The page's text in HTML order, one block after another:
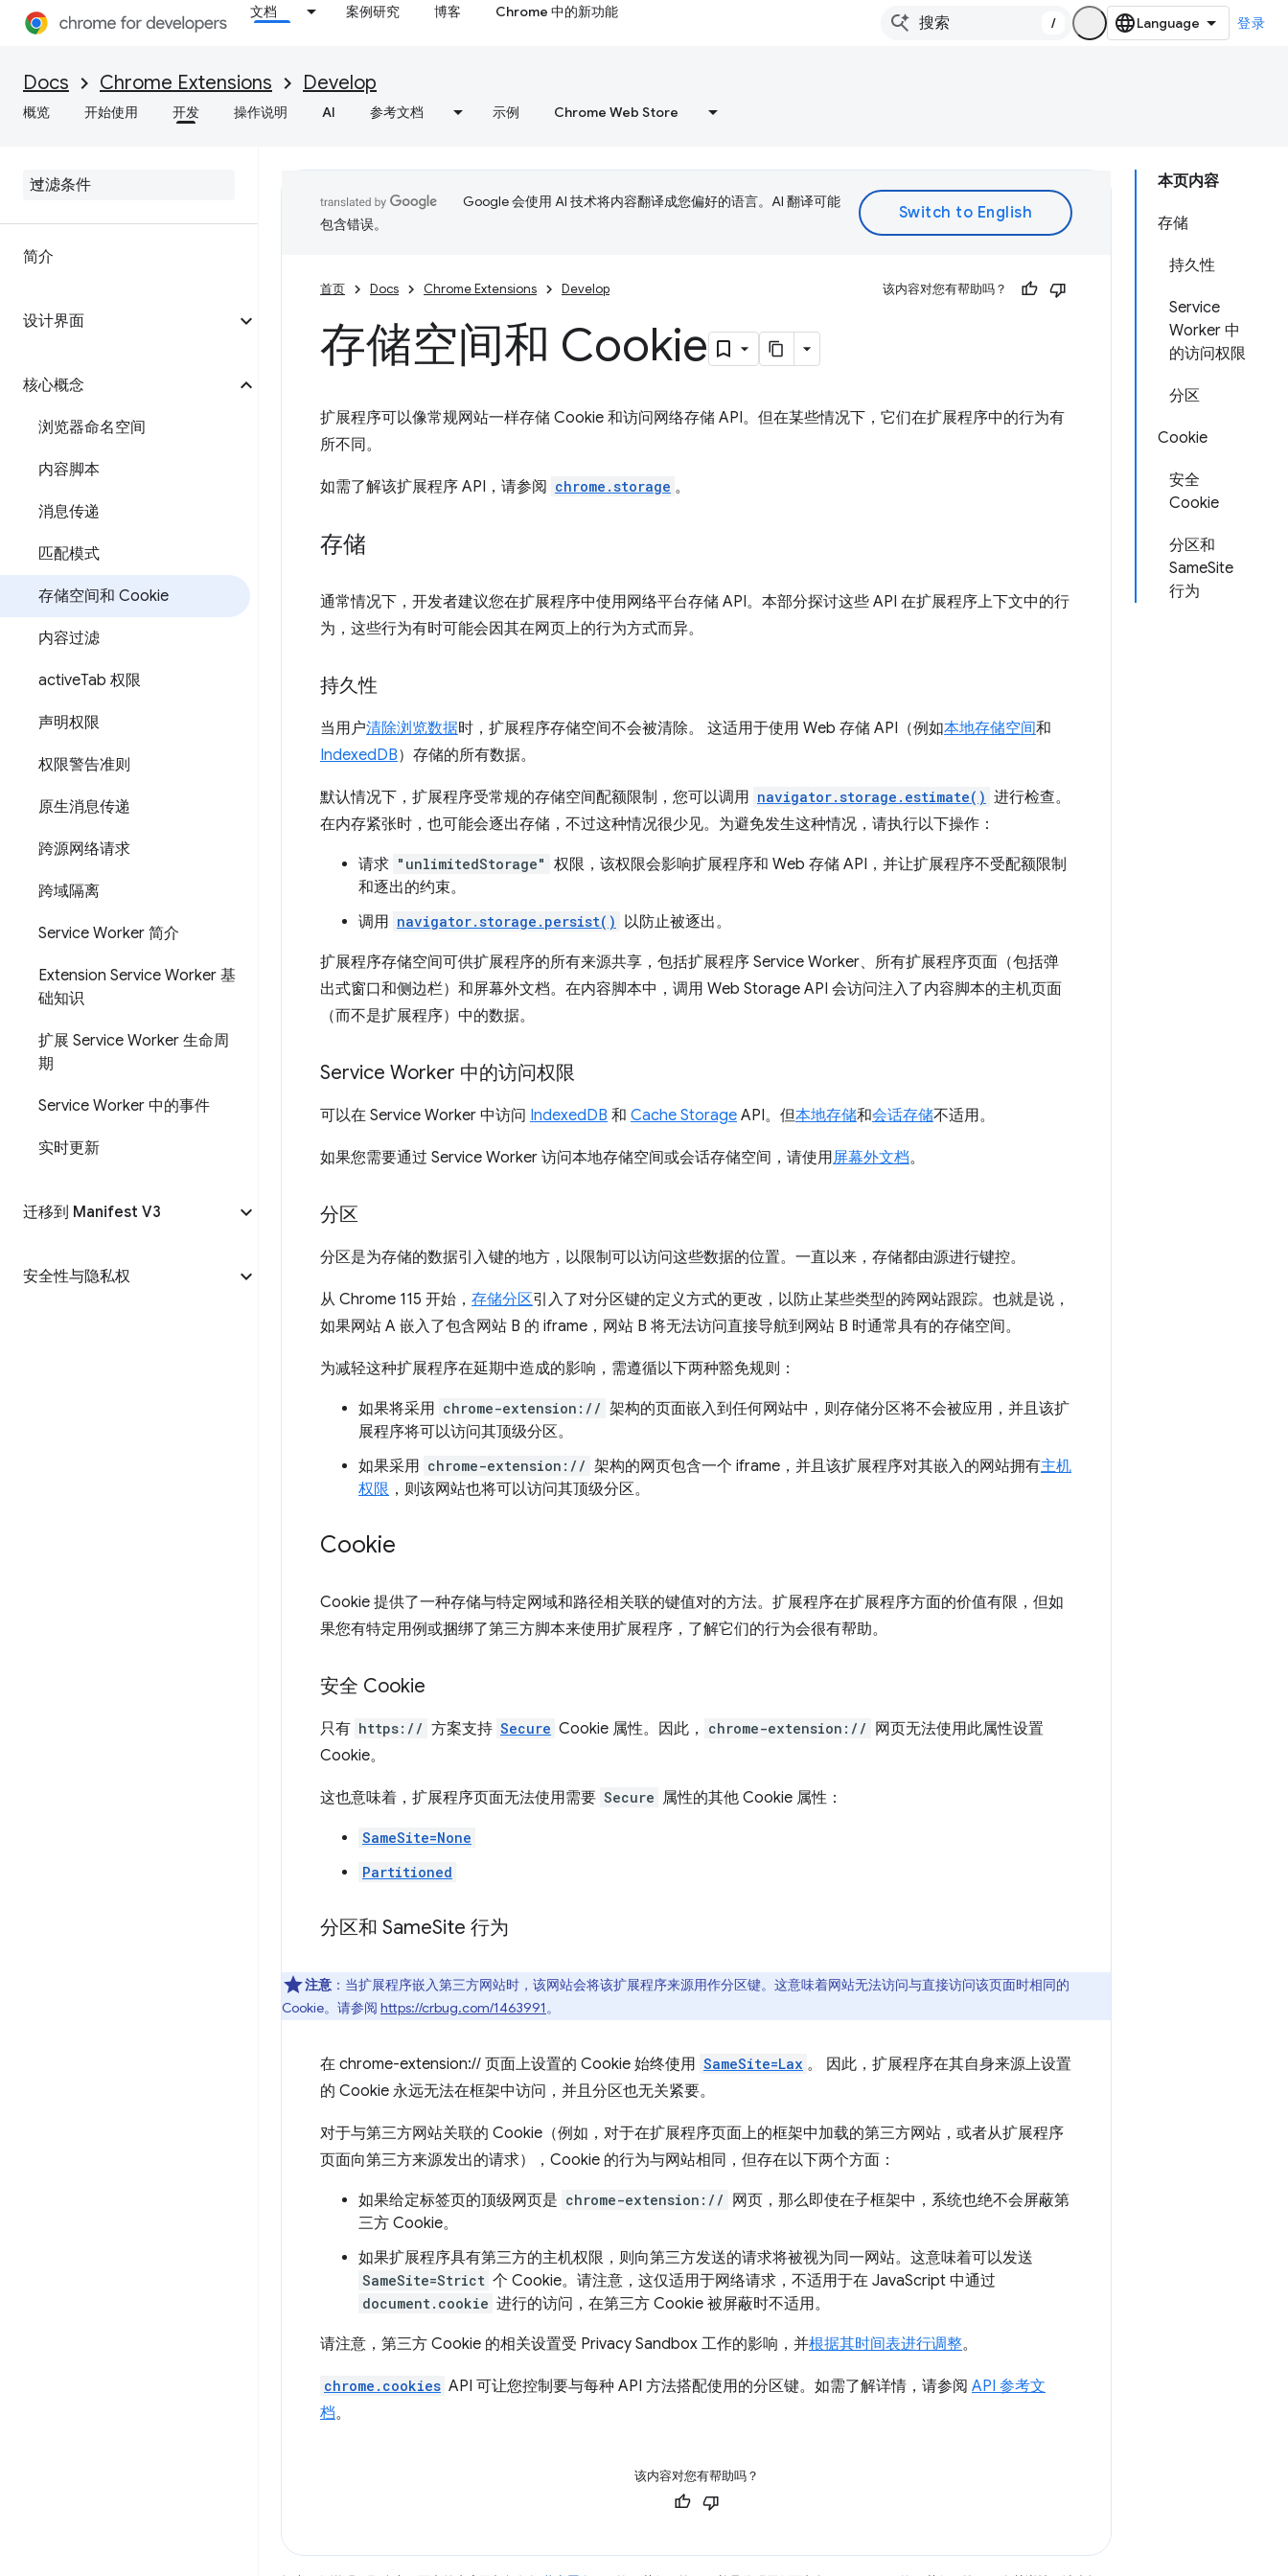
文档 案例研究 博客 Chrome 中的新功能
/ 登录
Docs Chrome Extensions Develop
概览 开始使用 开发 操作说明 AI 参考文档 示例 Chrome Web Store
简介
设计界面
核心概念
浏览器命名空间
内容脚本
消息传递
匹配模式
存储空间和 Cookie
内容过滤
activeTab 权限
声明权限
权限警告准则
原生消息传递
跨源网络请求
跨域隔离
Service Worker 简介
Extension Service Worker 基
础知识
扩展 Service Worker 生命周
期
Service Worker 中的事件
实时更新
迁移到 Manifest V3
安全性与隐私权
本页内容
存储
持久性
Service
Worker 中
的访问权限
分区
Cookie
安全
Cookie
分区和
SameSite
行为
Google 会使用 AI 技术将内容翻译成您偏好的语言。AI 翻译可能
包含错误。
首页 Docs Chrome Extensions Develop 该内容对您有帮助吗？
存储空间和 Cookie
扩展程序可以像常规网站一样存储 Cookie 和访问网络存储 API。但在某些情况下，它们在扩展程序中的行为有
所不同。
如需了解该扩展程序 API，请参阅 chrome.storage 。
存储
通常情况下，开发者建议您在扩展程序中使用网络平台存储 API。本部分探讨这些 API 在扩展程序上下文中的行
为，这些行为有时可能会因其在网页上的行为方式而异。
持久性
当用户清除浏览数据时，扩展程序存储空间不会被清除。 这适用于使用 Web 存储 API（例如本地存储空间和
IndexedDB）存储的所有数据。
默认情况下，扩展程序受常规的存储空间配额限制，您可以调用 navigator.storage.estimate() 进行检查。
在内存紧张时，也可能会逐出存储，不过这种情况很少见。为避免发生这种情况，请执行以下操作：
请求 "unlimitedStorage" 权限，该权限会影响扩展程序和 Web 存储 API，并让扩展程序不受配额限制
和逐出的约束。
调用 navigator.storage.persist() 以防止被逐出。
扩展程序存储空间可供扩展程序的所有来源共享，包括扩展程序 Service Worker、所有扩展程序页面（包括弹
出式窗口和侧边栏）和屏幕外文档。在内容脚本中，调用 Web Storage API 会访问注入了内容脚本的主机页面
（而不是扩展程序）中的数据。
Service Worker 中的访问权限
可以在 Service Worker 中访问 IndexedDB 和 Cache Storage API。但本地存储和会话存储不适用。
如果您需要通过 Service Worker 访问本地存储空间或会话存储空间，请使用屏幕外文档。
分区
分区是为存储的数据引入键的地方，以限制可以访问这些数据的位置。一直以来，存储都由源进行键控。
从 Chrome 115 开始， 存储分区引入了对分区键的定义方式的更改，以防止某些类型的跨网站跟踪。也就是说，
如果网站 A 嵌入了包含网站 B 的 iframe，网站 B 将无法访问直接导航到网站 B 时通常具有的存储空间。
为减轻这种扩展程序在延期中造成的影响，需遵循以下两种豁免规则：
如果将采用 chrome-extension:// 架构的页面嵌入到任何网站中，则存储分区将不会被应用，并且该扩
展程序将可以访问其顶级分区。
如果采用 chrome-extension:// 架构的网页包含一个 iframe，并且该扩展程序对其嵌入的网站拥有主机
权限 ，则该网站也将可以访问其顶级分区。
Cookie
Cookie 提供了一种存储与特定网域和路径相关联的键值对的方法。扩展程序在扩展程序方面的价值有限，但如
果您有特定用例或捆绑了第三方脚本来使用扩展程序，了解它们的行为会很有帮助。
安全 Cookie
只有 https:// 方案支持 Secure Cookie 属性。因此， chrome-extension://
网页无法使用此属性设置
Cookie。
这也意味着，扩展程序页面无法使用需要 Secure 属性的其他 Cookie 属性：
SameSite=None
Partitioned
分区和 SameSite 行为
注意 ：当扩展程序嵌入第三方网站时，该网站会将该扩展程序来源用作分区键。这意味着网站无法访问与直接访问该页面时相同的
Cookie。请参阅 https://crbug.com/1463991。
在 chrome-extension:// 页面上设置的 Cookie 始终使用 SameSite=Lax 。 因此，扩展程序在其自身来源上设置
的 Cookie 永远无法在框架中访问，并且分区也无关紧要。
对于与第三方网站关联的 Cookie（例如，对于在扩展程序页面上的框架中加载的第三方网站，或者从扩展程序
页面向第三方来源发出的请求），Cookie 的行为与网站相同，但存在以下两个方面：
如果给定标签页的顶级网页是 chrome-extension://
网页，那么即使在子框架中，系统也绝不会屏蔽第
三方 Cookie。
如果扩展程序具有第三方的主机权限，则向第三方发送的请求将被视为同一网站。这意味着可以发送
SameSite=Strict 个 Cookie。请注意，这仅适用于网络请求，不适用于在 JavaScript 中通过
document.cookie 进行的访问，在第三方 Cookie 被屏蔽时不适用。
请注意，第三方 Cookie 的相关设置受 Privacy Sandbox 工作的影响，并根据其时间表进行调整。
chrome.cookies API 可让您控制要与每种 API 方法搭配使用的分区键。如需了解详情，请参阅 API 参考文
档。
该内容对您有帮助吗？